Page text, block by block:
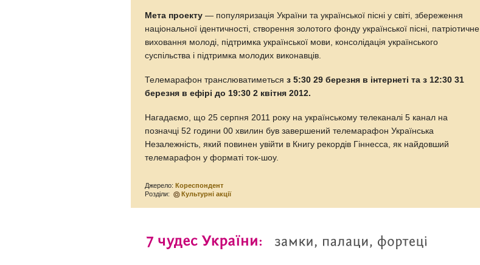
Мета проекту — популяризація України та української пісні у світі, збереження
національної ідентичності, створення золотого фонду української пісні, патріотичне
виховання молоді, підтримка української мови, консолідація українського
суспільства і підтримка молодих виконавців.
Телемарафон транслюватиметьсяз 5:30 29 березня в інтернеті та з 12:30 31
березня в ефірі до 19:30 2 квітня 2012.
Нагадаємо, що 25 серпня 2011 року на українському телеканалі 5 канал на
позначці 52 години 00 хвилин був завершений телемарафон Українська
Незалежність, який повинен увійти в Книгу рекордів Гіннесса, як найдовший
телемарафон у форматі ток-шоу.
Джерело:Кореспондент
Розділи:
Культурні акції